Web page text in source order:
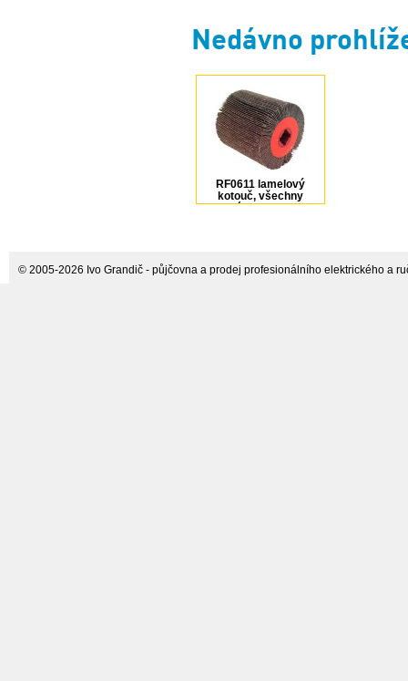
Nedávno
RF0611 lamelový
kotouč, všechny
materiály, 100x100x19
© 2005-2026 Ivo Grandič - půjčovna a prodej profesionálního elektrického a